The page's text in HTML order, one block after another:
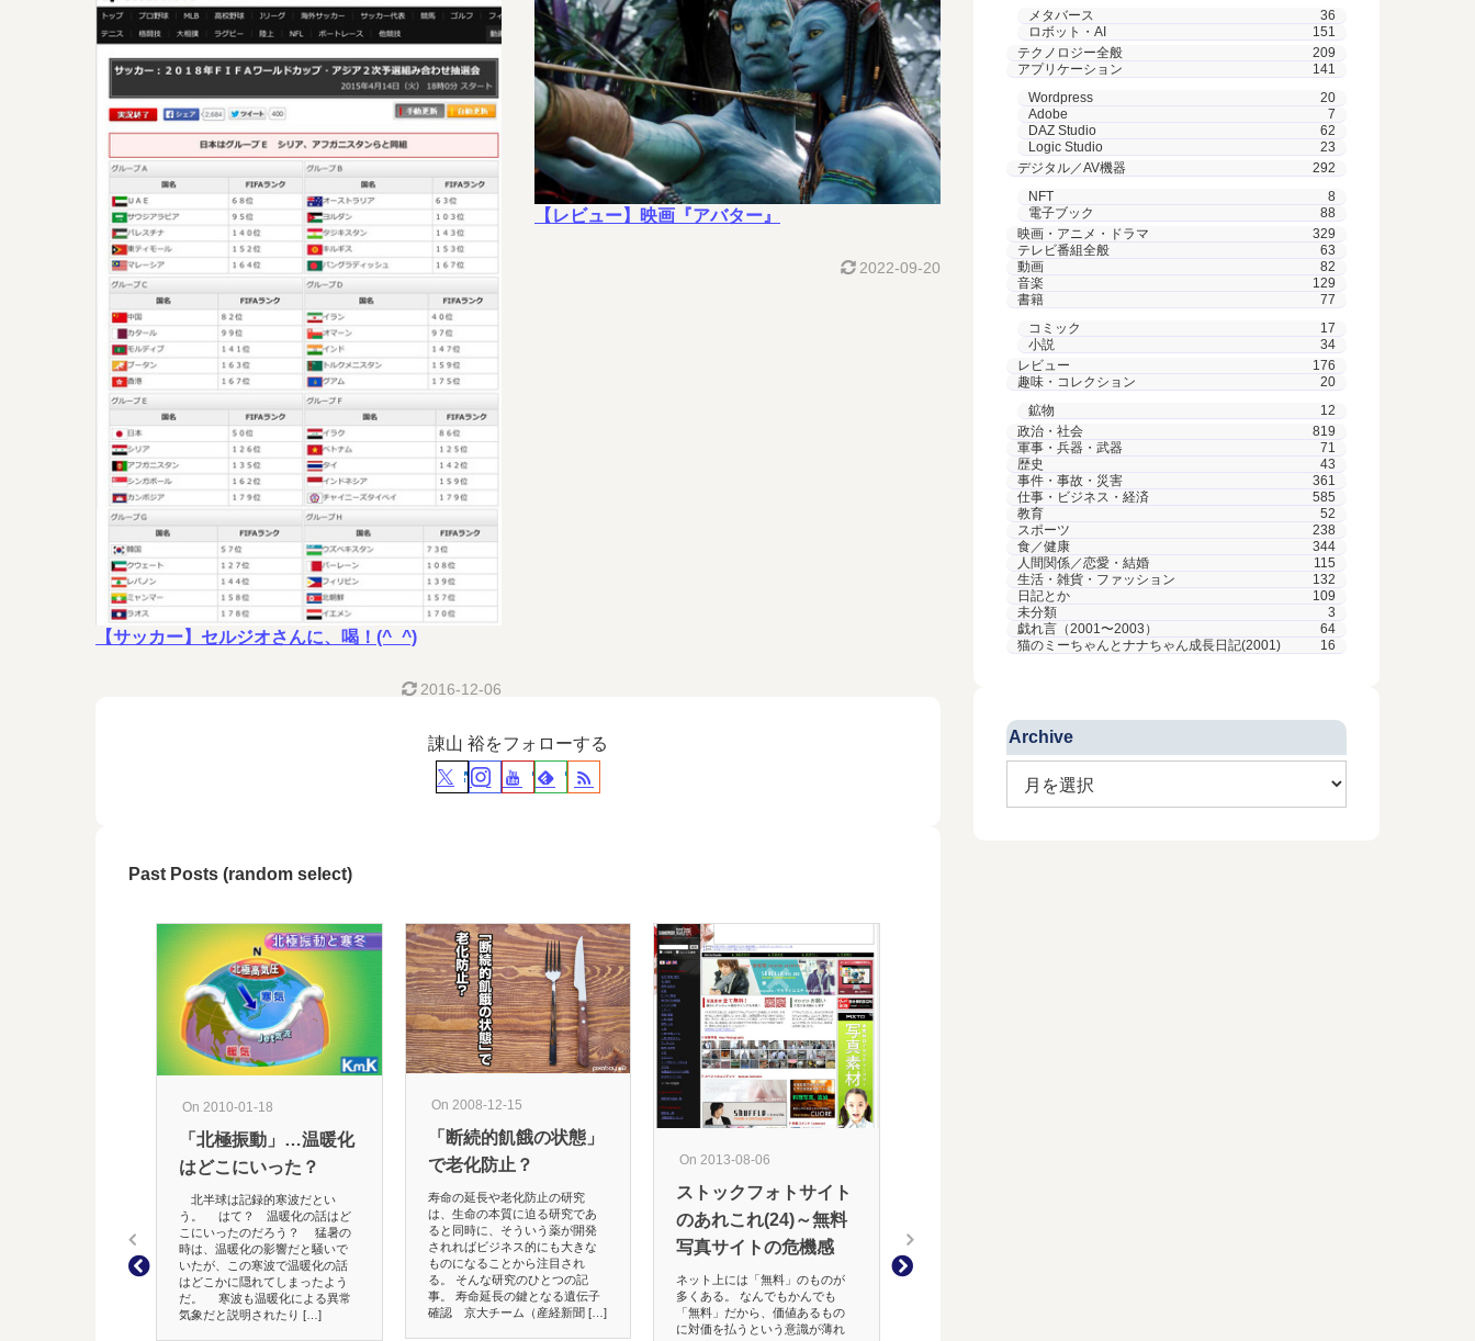
【サッカー】セルジオさんに、喝！(^_^)
2016-12-06
【レビュー】映画『アバター』
2022-09-20
諌山 裕をフォローする
Past Posts (random select)
On 2010-01-18
「北極振動」…温暖化
はどこにいった？
北半球は記録的寒波だとい
う。 はて？ 温暖化の話はど
こにいったのだろう？ 猛暑の
時は、温暖化の影響だと騒いで
いたが、この寒波で温暖化の話
はどこかに隠れてしまったよう
だ。 寒波も温暖化による異常
気象だと説明されたり […]
On 2008-12-15
「断続的飢餓の状態」
で老化防止？
寿命の延長や老化防止の研究
は、生命の本質に迫る研究であ
ると同時に、そういう薬が開発
されればビジネス的にも大きな
ものになることから注目され
る。 そんな研究のひとつの記
事。 寿命延長の鍵となる遺伝子
確認 京大チーム（産経新聞 […]
On 2013-08-06
ストックフォトサイト
のあれこれ(24)～無料
写真サイトの危機感
ネット上には「無料」のものが
多くある。 なんでもかんでも
「無料」だから、価値あるもの
に対価を払うという意識が薄れ
が的中してしまった。 アンダ
ー世代とはいえ、ここ数年見て
きた代表の試合の中でも、最低
メタバース
36
ロボット・AI
151
テクノロジー全般
209
アプリケーション
141
Wordpress
20
Adobe
7
DAZ Studio
62
Logic Studio
23
デジタル／AV機器
292
NFT
8
電子ブック
88
映画・アニメ・ドラマ
329
テレビ番組全般
63
動画
82
音楽
129
書籍
77
コミック
17
小説
34
レビュー
176
趣味・コレクション
20
鉱物
12
政治・社会
819
軍事・兵器・武器
71
歴史
43
事件・事故・災害
361
仕事・ビジネス・経済
585
教育
52
スポーツ
238
食／健康
344
人間関係／恋愛・結婚
115
生活・雑貨・ファッション
132
日記とか
109
未分類
3
戯れ言（2001〜2003）
64
猫のミーちゃんとナナちゃん成長日記(2001)
16
Archive